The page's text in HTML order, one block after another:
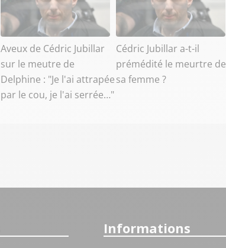
Aveux de Cédric Jubillar
sur le meutre de
Delphine : "Je l'ai attrapée
par le cou, je l'ai serrée…"
Cédric Jubillar a-t-il
prémédité le meurtre de
sa femme ?
Informations